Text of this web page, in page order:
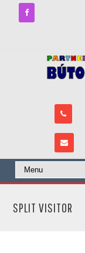
SPLIT VISITOR